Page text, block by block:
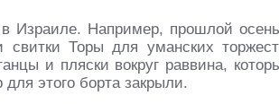
Израиле. Например, прошлой
Торы для уманских
и пляски вокруг раввина,
этого борта закрыли.